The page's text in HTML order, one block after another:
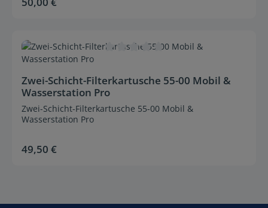
Durchschnittliche Bewertung von 0 von 5 Sternen
Zwei-Schicht-Filterkartusche 55-00 Mobil &
Wasserstation Pro
Zwei-Schicht-Filterkartusche 55-00 Mobil &
Wasserstation Pro
Regulärer Preis:
49,50 €